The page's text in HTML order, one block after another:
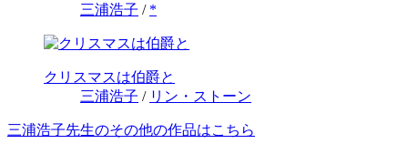
三浦浩子 / *
クリスマスは伯爵と
三浦浩子 / リン・ストーン
三浦浩子先生のその他の作品はこちら